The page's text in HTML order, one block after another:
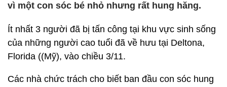
vì một con sóc bé nhỏ nhưng rất hung hăng.
Ít nhất 3 người đã bị tấn công tại khu vực sinh sống
của những người cao tuổi đã về hưu tại Deltona,
Florida ((Mỹ), vào chiều 3/11.
Các nhà chức trách cho biết ban đầu con sóc hung